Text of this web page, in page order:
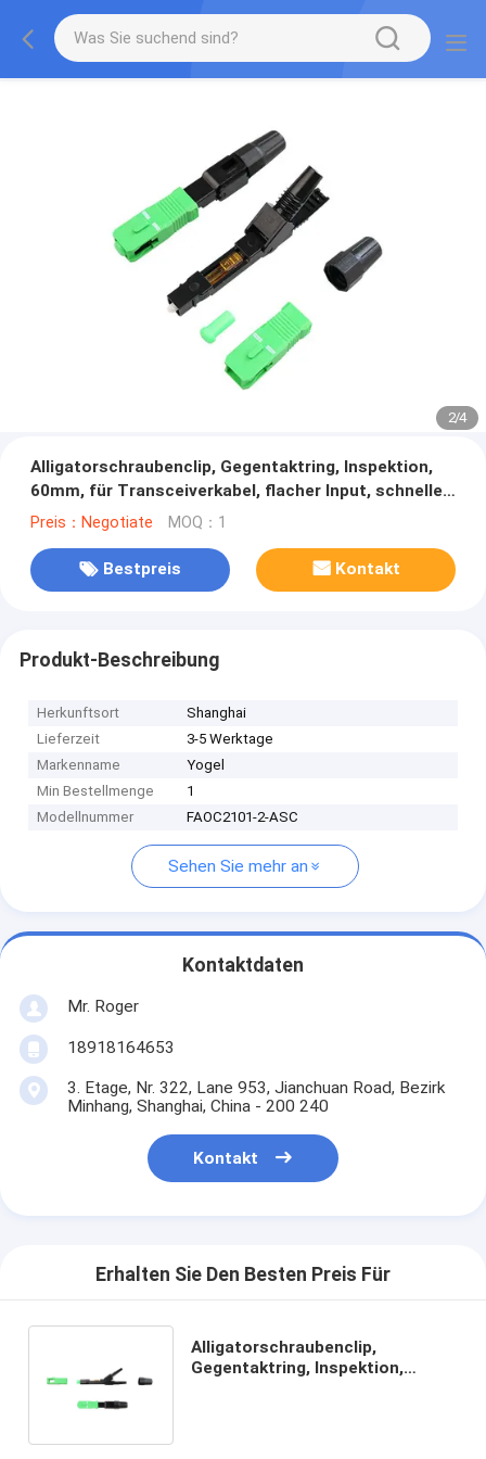
2/4
Alligatorschraubenclip, Gegentaktring, Inspektion,
60mm, für Transceiverkabel, flacher Input, schnelles
Optikverbindungsstück SC-/APCfaser
Preis：Negotiate MOQ：1
Bestpreis Kontakt
Produkt-Beschreibung
Herkunftsort
Shanghai
Lieferzeit
3-5 Werktage
Markenname
Yogel
Min Bestellmenge
1
Modellnummer
FAOC2101-2-ASC
Sehen Sie mehr an
Kontaktdaten
Mr. Roger
18918164653
3. Etage, Nr. 322, Lane 953, Jianchuan Road, Bezirk
Minhang, Shanghai, China - 200 240
Kontakt
Erhalten Sie Den Besten Preis Für
Alligatorschraubenclip,
Gegentaktring, Inspektion,